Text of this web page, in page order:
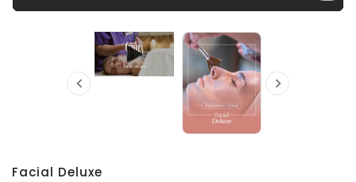
 
Facial Deluxe